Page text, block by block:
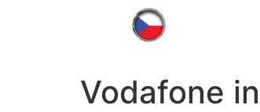
Vodafone